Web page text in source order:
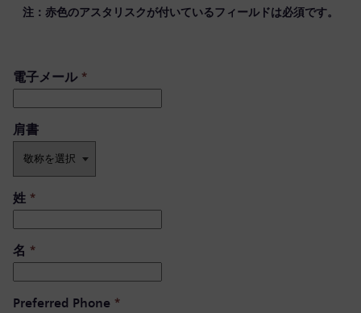
注：赤色のアスタリスクが付いているフィールドは必須です。
電子メール*
肩書 ​
姓 *
名 *
Preferred Phone *